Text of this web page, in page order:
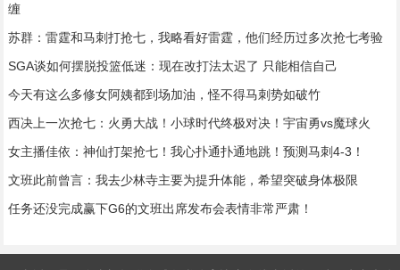
缠
苏群：雷霆和马刺打抢七，我略看好雷霆，他们经历过多次抢七考验
SGA谈如何摆脱投篮低迷：现在改打法太迟了 只能相信自己
今天有这么多修女阿姨都到场加油，怪不得马刺势如破竹
西决上一次抢七：火勇大战！小球时代终极对决！宇宙勇vs魔球火
女主播佳依：神仙打架抢七！我心扑通扑通地跳！预测马刺4-3！
文班此前曾言：我去少林寺主要为提升体能，希望突破身体极限
任务还没完成赢下G6的文班出席发布会表情非常严肃！